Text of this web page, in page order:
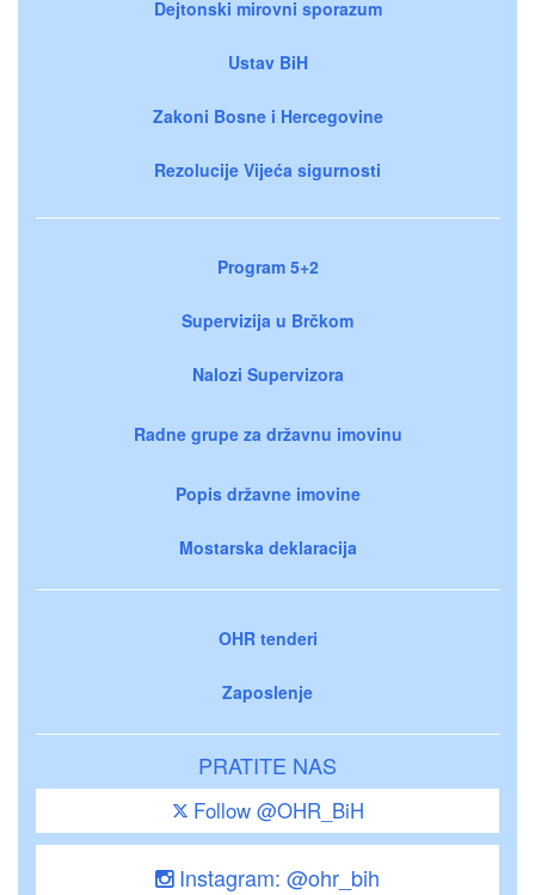
Dejtonski mirovni sporazum
Ustav BiH
Zakoni Bosne i Hercegovine
Rezolucije Vijeća sigurnosti
Program 5+2
Supervizija u Brčkom
Nalozi Supervizora
Radne grupe za državnu imovinu
Popis državne imovine
Mostarska deklaracija
OHR tenderi
Zaposlenje
PRATITE NAS
Follow @OHR_BiH
Instagram: @ohr_bih